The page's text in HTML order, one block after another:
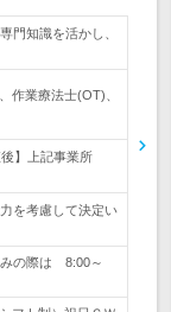
知識を活かし、
作業療法士(OT)、
】上記事業所
を考慮して決定い
の際は 8:00～